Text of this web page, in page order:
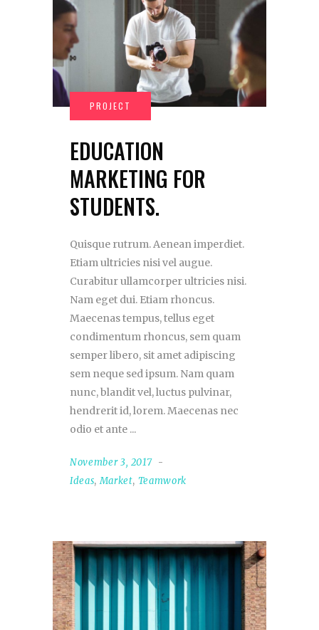
EDUCATION
MARKETING FOR
STUDENTS.
Quisque rutrum. Aenean imperdiet.
Etiam ultricies nisi vel augue.
Curabitur ullamcorper ultricies nisi.
Nam eget dui. Etiam rhoncus.
Maecenas tempus, tellus eget
condimentum rhoncus, sem quam
semper libero, sit amet adipiscing
sem neque sed ipsum. Nam quam
nunc, blandit vel, luctus pulvinar,
hendrerit id, lorem. Maecenas nec
odio et ante
November 3, 2017
Ideas,Market, Teamwork